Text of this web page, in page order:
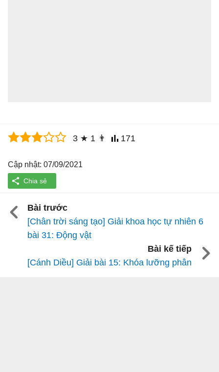
3 ★ 1 👨 171
Cập nhật: 07/09/2021
Bài trước
[Chân trời sáng tạo] Giải khoa học tự nhiên 6
bài 31: Động vật
Bài kế tiếp
[Cánh Diều] Giải bài 15: Khóa lưỡng phân